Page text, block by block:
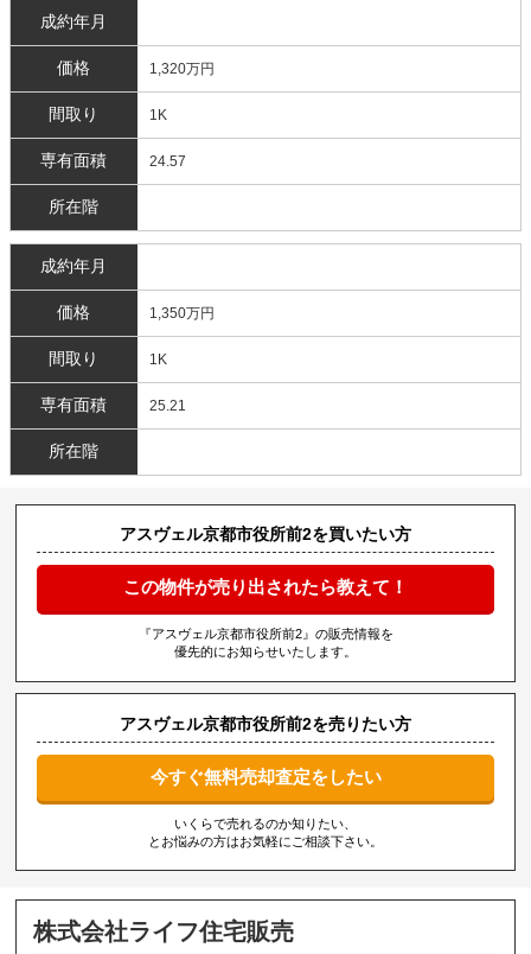
成約年月
価格 1,320万円
間取り 1K
専有面積 24.57
所在階
成約年月
価格 1,350万円
間取り 1K
専有面積 25.21
所在階
アスヴェル京都市役所前2を買いたい方
この物件が売り出されたら教えて！
『アスヴェル京都市役所前2』の販売情報を
優先的にお知らせいたします。
アスヴェル京都市役所前2を売りたい方
今すぐ無料売却査定をしたい
いくらで売れるのか知りたい、
とお悩みの方はお気軽にご相談下さい。
株式会社ライフ住宅販売